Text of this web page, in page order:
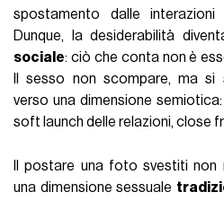
spostamento dalle
Dunque, la desiderabilità
sociale: ciò che conta non è
Il sesso non scompare, ma si
verso una dimensione
soft launch delle relazioni, close
Il postare una foto svestiti non
una dimensione sessuale